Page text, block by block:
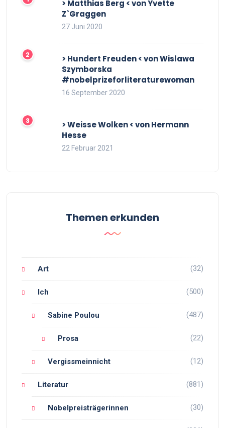
> Matthias Berg < von Yvette
Z`Graggen
27 Juni 2020
> Hundert Freuden < von Wislawa
Szymborska
#nobelprizeforliteraturewoman
16 September 2020
> Weisse Wolken < von Hermann
Hesse
22 Februar 2021
Themen erkunden
Art (32)
Ich (500)
Sabine Poulou (487)
Prosa (22)
Vergissmeinnicht (12)
Literatur (881)
Nobelpreisträgerinnen (30)